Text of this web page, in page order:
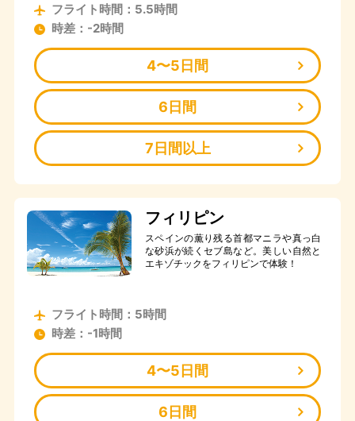
フライト時間：5.5時間
時差：-2時間
4〜5日間
6日間
7日間以上
フィリピン
スペインの薫り残る首都マニラや真っ白
な砂浜が続くセブ島など。美しい自然と
エキゾチックをフィリピンで体験！
フライト時間：5時間
時差：-1時間
4〜5日間
6日間